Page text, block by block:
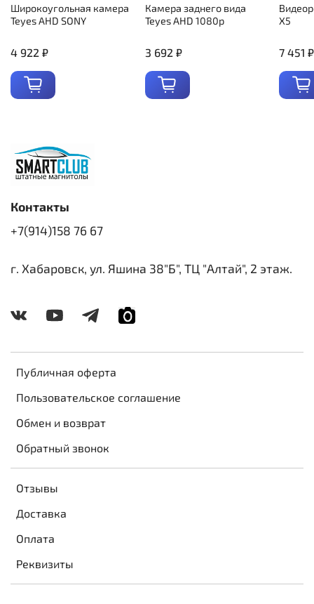
Широкоугольная камера
Teyes AHD SONY
4 922 ₽
Камера заднего вида
Teyes AHD 1080p
3 692 ₽
X5
7 451 ₽
Публичная оферта
Пользовательское соглашение
Обмен и возврат
Обратный звонок
Отзывы
Доставка
Оплата
Реквизиты
Контакты
+7(914)158 76 67
г. Хабаровск, ул. Яшина 38"Б", ТЦ "Алтай", 2 этаж.